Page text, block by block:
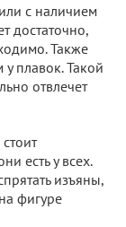
с наличием
достаточно,
Также
плавок. Такой
отвлечет
есть у всех.
изъяны,
фигуре